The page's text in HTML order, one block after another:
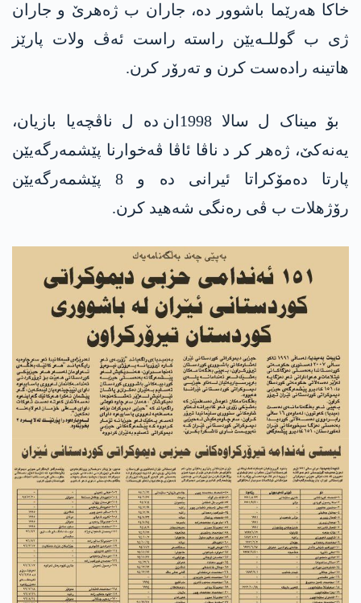
خاکا هەرێما باشوور ده‌، جاران ب ژەهرێ و جاران
ژی ب گوللـەیێن راستە راست ئەڤ ولات پارێز
هاتینە رادەست کرن و تەرۆر کرن.
بۆ میناک ل سالا 1998ان دە ل ناڤچەیا بازیان،
یەنەکێ، ژەهر کر د ناڤا ئاڤا ڤەخوارنا پێشمەرگەیێن
پارتا دەمۆکراتا ئیرانی دە و 8 پێشمەرگەیێن
رۆژهلات ب ڤی رەنگی شەهید کرن.